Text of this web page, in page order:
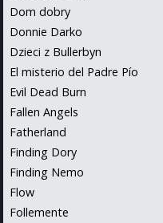
Dom dobry
Donnie Darko
Dzieci z Bullerbyn
El misterio del Padre Pío
Evil Dead Burn
Fallen Angels
Fatherland
Finding Dory
Finding Nemo
Flow
Follemente